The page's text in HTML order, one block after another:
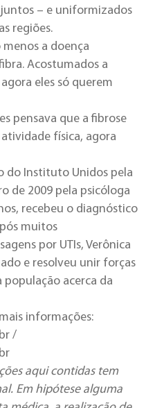
– e uniformizados
regiões.
a doença
Acostumados a
eles só querem
pensava que a fibrose
física, agora
do Instituto Unidos pela
de 2009 pela psicóloga
recebeu o diagnóstico
muitos
por UTIs, Verônica
e resolveu unir forças
acerca da
informações:
/
aqui contidas tem
Em hipótese alguma